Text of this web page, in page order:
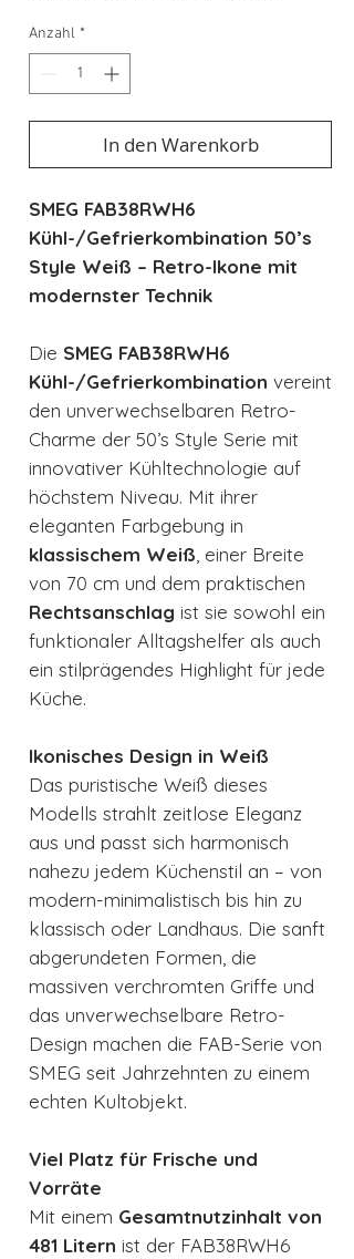
Anzahl *
In den Warenkorb
SMEG FAB38RWH6
Kühl-/Gefrierkombination 50’s
Style Weiß – Retro-Ikone mit
modernster Technik
Die SMEG FAB38RWH6
Kühl-/Gefrierkombination vereint
den unverwechselbaren Retro-
Charme der 50’s Style Serie mit
innovativer Kühltechnologie auf
höchstem Niveau. Mit ihrer
eleganten Farbgebung in
klassischem Weiß, einer Breite
von 70 cm und dem praktischen
Rechtsanschlag ist sie sowohl ein
funktionaler Alltagshelfer als auch
ein stilprägendes Highlight für jede
Küche.
Ikonisches Design in Weiß
Das puristische Weiß dieses
Modells strahlt zeitlose Eleganz
aus und passt sich harmonisch
nahezu jedem Küchenstil an – von
modern-minimalistisch bis hin zu
klassisch oder Landhaus. Die sanft
abgerundeten Formen, die
massiven verchromten Griffe und
das unverwechselbare Retro-
Design machen die FAB-Serie von
SMEG seit Jahrzehnten zu einem
echten Kultobjekt.
Viel Platz für Frische und
Vorräte
Mit einem Gesamtnutzinhalt von
481 Litern ist der FAB38RWH6